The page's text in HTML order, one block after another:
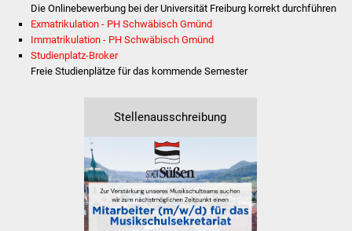
Ortsentwicklung
Presse
Was erledige ich wo
Dienstleistungen
Lebenslagen
Die Onlinebewerbung bei der Universität Freiburg korrekt durchführen
Exmatrikulation - PH Schwäbisch Gmünd
Immatrikulation - PH Schwäbisch Gmünd
Studienplatz-Broker
Freie Studienplätze für das kommende Semester
Stellenausschreibung